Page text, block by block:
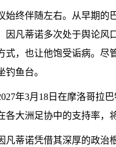
始终伴随左右。从早期
因凡蒂诺多次处于舆论
式，也让他饱受诟病。
鱼台。
年3月18日在摩洛哥拉
大洲足协中的支持率，
凡蒂诺凭借其深厚的政